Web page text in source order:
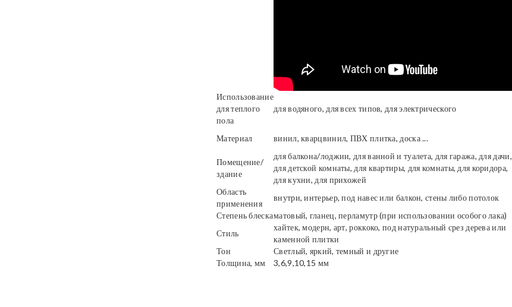
Использование
для теплого
пола
для водяного, для всех типов, для электрического
Материал винил, кварцвинил, ПВХ плитка, доска ...
Помещение/
здание
для балкона/лоджии, для ванной и туалета, для гаража, для дачи,
для детской комнаты, для квартиры, для комнаты, для коридора,
для кухни, для прихожей
Область
применения
внутри, интерьер, под навес или балкон, стены либо потолок
Степень блескаматовый, гланец, перламутр (при использовании особого лака)
Стиль
хайтек, модерн, арт, роккоко, под натуральный срез дерева или
каменной плитки
Тон
Светлый, яркий, темный и другие
Толщина, мм
3,6,9,10,15 мм